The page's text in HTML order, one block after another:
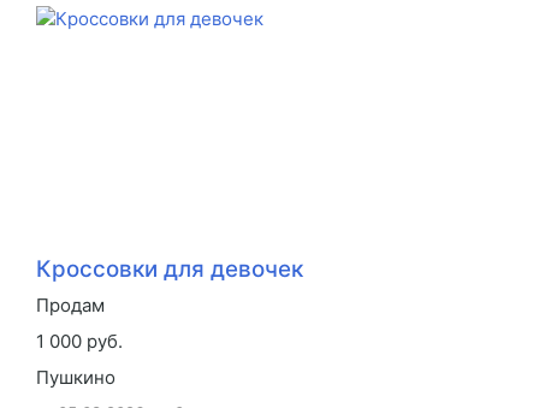
Кроссовки для девочек
Продам
1 000 руб.
Пушкино